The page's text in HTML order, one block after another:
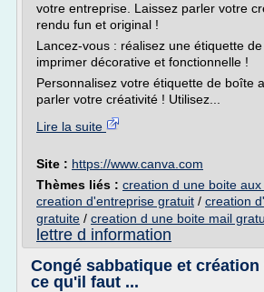
votre entreprise. Laissez parler votre
rendu fun et original !
Lancez-vous : réalisez une étiquette
imprimer décorative et fonctionnelle !
Personnalisez votre étiquette de boîte
parler votre créativité ! Utilisez...
Lire la suite
Site : https://www.canva.com
Thèmes liés : creation d une boite
creation d'entreprise gratuit / creation
gratuite / creation d une boite mail
lettre d information
Congé sabbatique et
ce qu'il faut ...